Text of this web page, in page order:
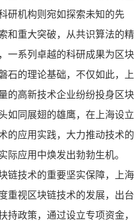
研机构则宛如探索未知的先
和重大突破，从共识算法的精
一系列卓越的科研成果为区块
石的理论基础，不仅如此，上
的高新技术企业纷纷投身区块
如同展翅的雄鹰，在上海设立
的应用实践，大力推动技术的
际应用中焕发出勃勃生机。
链技术的重要坚实保障，上海
重视区块链技术的发展，出台
持政策，通过设立专项资金，